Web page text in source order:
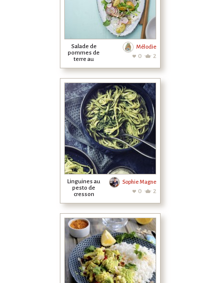
Salade de
pommes de
terre au
et cresson
Mélodie
0 2
Linguines au
pesto de
cresson
pécorino
Sophie Magne
0 2